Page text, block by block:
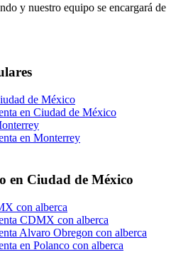
y nuestro equipo se encargará de
de México
en Ciudad de México
en Monterrey
en Ciudad de México
con alberca
CDMX con alberca
Alvaro Obregon con alberca
en Polanco con alberca